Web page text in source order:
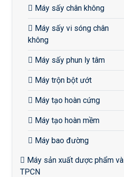
Máy sấy chân không
Máy sấy vi sóng chân
không
Máy sấy phun ly tâm
Máy trộn bột ướt
Máy tạo hoàn cứng
Máy tạo hoàn mềm
Máy bao đường
Máy sản xuất dược phẩm và
TPCN